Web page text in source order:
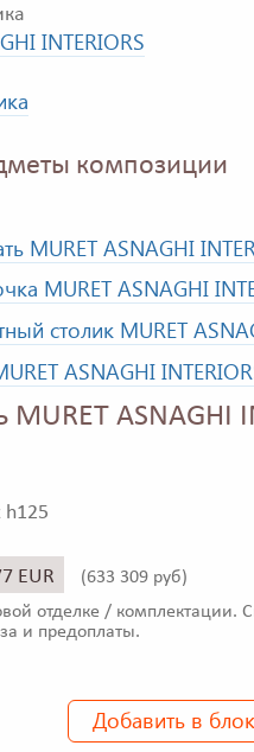
INTERIORS
композиции
MURET ASNAGHI
MURET ASNAGHI
столик MURET
ASNAGHI
MURET ASNAGHI
h125
EUR (633 309 руб)
отделке / комплектации.
и предоплаты.
Добавить в